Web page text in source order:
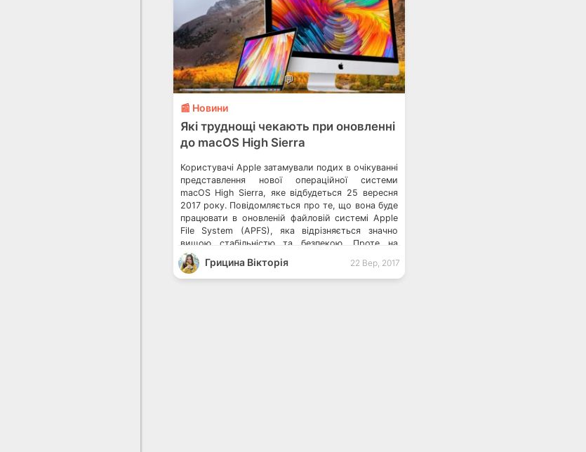
💬
📰 Новини
Які труднощі чекають при оновленні
до macOS High Sierra
Користувачі Apple затамували подих в очікуванні
представлення нової операційної системи
macOS High Sierra, яке відбудеться 25 вересня
2017 року. Повідомляється про те, що вона буде
працювати в оновленій файловій системі Apple
File System (APFS), яка відрізняється значно
вищою стабільністю та безпекою. Проте на
багатьох чекає розчарування, адже згідно з
останніми тестами, APFS не підтримується
традиційними […]
Грицина Вікторія 22 Вер, 2017